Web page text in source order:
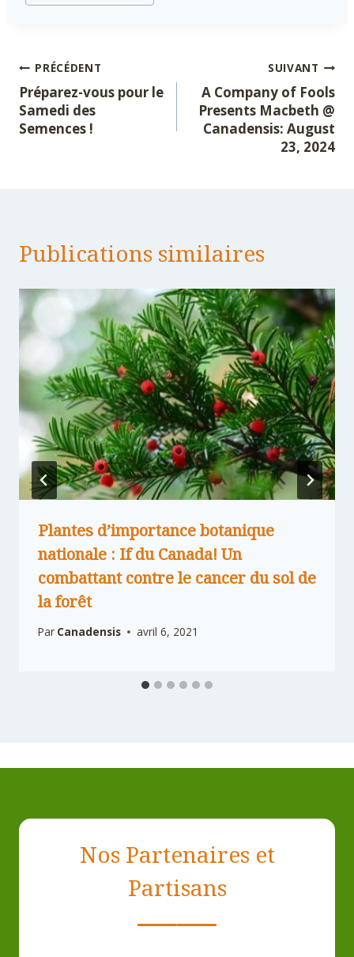
publication :
Navigation
de
l’article
PRÉCÉDENT
Préparez-vous pour le
Samedi des
Semences !
SUIVANT
A Company of Fools
Presents Macbeth @
Canadensis: August
23, 2024
Publications similaires
Plantes d’importance botanique
nationale : If du Canada! Un
combattant contre le cancer du sol de
la forêt
Par Canadensis avril 6, 2021
Nos Partenaires et
Partisans